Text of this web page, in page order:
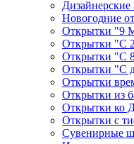
Дизайнерские
Новогодние
Открытки "9
Открытки "С
Открытки "С
Открытки "С
Открытки
Открытки из
Открытки ко
Открытки с
Сувенирные